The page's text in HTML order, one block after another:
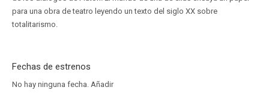
para una obra de teatro leyendo un texto del siglo XX sobre
totalitarismo.
Fechas de estrenos
No hay ninguna fecha. Añadir